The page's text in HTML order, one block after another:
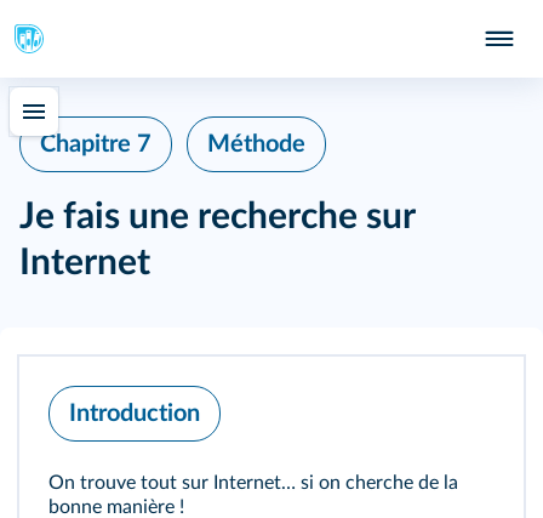
Chapitre 7 Méthode
Je fais une recherche sur
Internet
Introduction
On trouve tout sur Internet… si on cherche de la
bonne manière !